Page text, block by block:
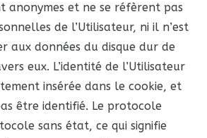
anonymes et ne se réfèrent pas
de l’Utilisateur, ni il n’est
aux données du disque dur de
eux. L’identité de l’Utilisateur
insérée dans le cookie, et
être identifié. Le protocole
sans état, ce qui signifie